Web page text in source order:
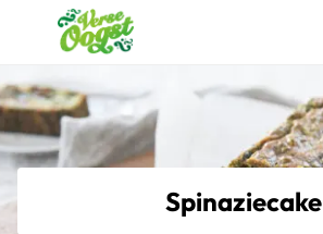
Spinaziecake